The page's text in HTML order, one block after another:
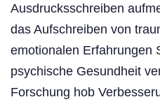
Ausdrucksschreiben
das Aufschreiben von
emotionalen Erfahrungen
psychische Gesundheit
Forschung hob